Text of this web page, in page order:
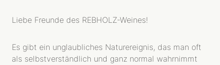
Liebe Freunde des REBHOLZ-Weines!
Es gibt ein unglaubliches Naturereignis, das man oft
als selbstverständlich und ganz normal wahrnimmt